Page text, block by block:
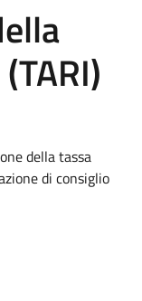
della tassa
di consiglio